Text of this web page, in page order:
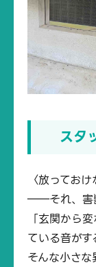
スタ
〈放ってお
――それ、害
「玄関から
ている音がす
そんな小さ